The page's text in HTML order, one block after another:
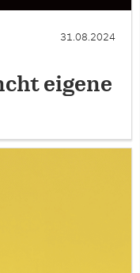
31.08.2024
eigene